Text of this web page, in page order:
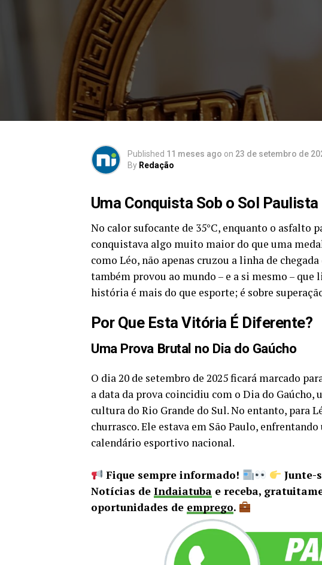
Published 11 meses ago on 23 de setembro de
By Redação
Uma Conquista Sob o Sol Paulista
No calor sufocante de 35°C, enquanto o asfalto
conquistava algo muito maior do que uma
como Léo, não apenas cruzou a linha de
também provou ao mundo – e a si mesmo –
história é mais do que esporte; é sobre
Por Que Esta Vitória É Diferente?
Uma Prova Brutal no Dia do Gaúcho
O dia 20 de setembro de 2025 ficará marcado
a data da prova coincidiu com o Dia do
cultura do Rio Grande do Sul. No entanto, para
churrasco. Ele estava em São Paulo,
calendário esportivo nacional.
Fique sempre informado!
Junte-
Notícias de Indaiatuba e receba,
oportunidades de emprego.